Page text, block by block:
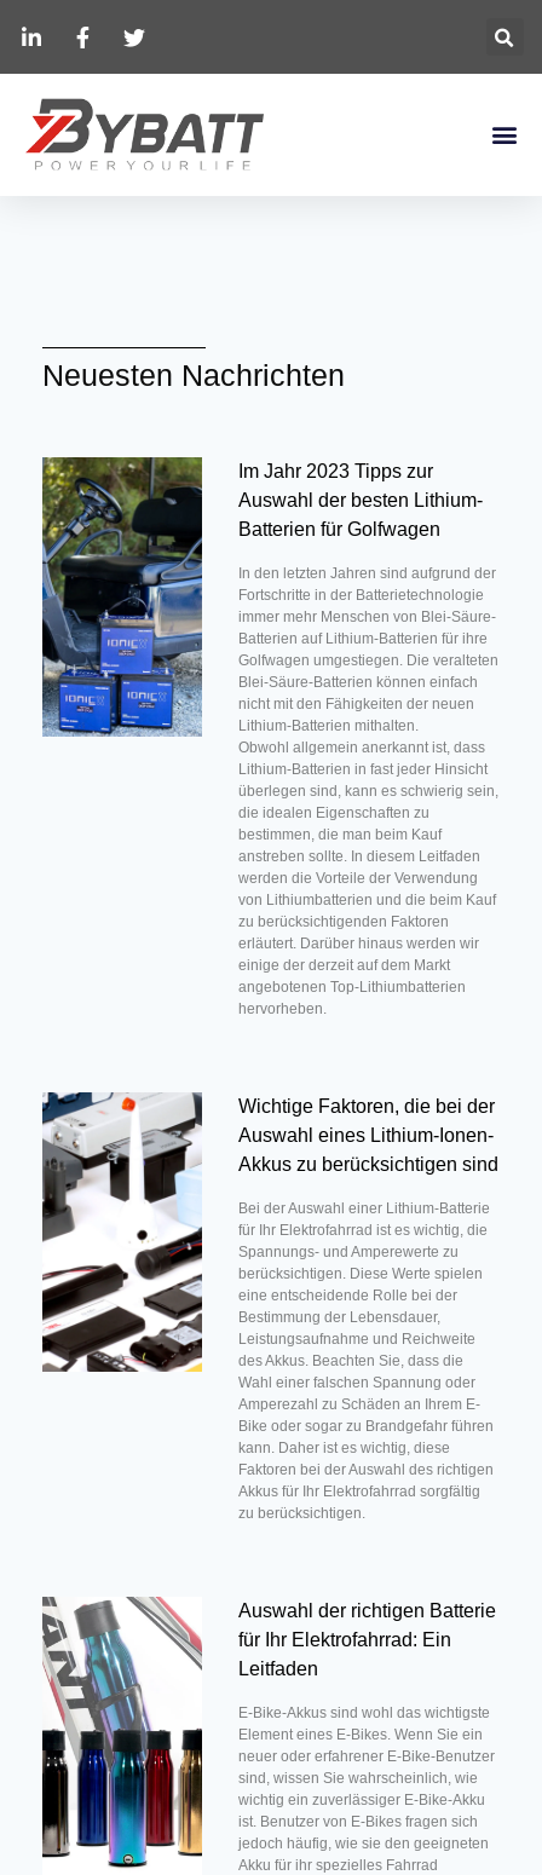
Neuesten Nachrichten
Im Jahr 2023 Tipps zur
Auswahl der besten Lithium-
Batterien für Golfwagen
In den letzten Jahren sind aufgrund der
Fortschritte in der Batterietechnologie
immer mehr Menschen von Blei-Säure-
Batterien auf Lithium-Batterien für ihre
Golfwagen umgestiegen. Die veralteten
Blei-Säure-Batterien können einfach
nicht mit den Fähigkeiten der neuen
Lithium-Batterien mithalten.
Obwohl allgemein anerkannt ist, dass
Lithium-Batterien in fast jeder Hinsicht
überlegen sind, kann es schwierig sein,
die idealen Eigenschaften zu
bestimmen, die man beim Kauf
anstreben sollte. In diesem Leitfaden
werden die Vorteile der Verwendung
von Lithiumbatterien und die beim Kauf
zu berücksichtigenden Faktoren
erläutert. Darüber hinaus werden wir
einige der derzeit auf dem Markt
angebotenen Top-Lithiumbatterien
hervorheben.
Wichtige Faktoren, die bei der
Auswahl eines Lithium-Ionen-
Akkus zu berücksichtigen sind
Bei der Auswahl einer Lithium-Batterie
für Ihr Elektrofahrrad ist es wichtig, die
Spannungs- und Amperewerte zu
berücksichtigen. Diese Werte spielen
eine entscheidende Rolle bei der
Bestimmung der Lebensdauer,
Leistungsaufnahme und Reichweite
des Akkus. Beachten Sie, dass die
Wahl einer falschen Spannung oder
Amperezahl zu Schäden an Ihrem E-
Bike oder sogar zu Brandgefahr führen
kann. Daher ist es wichtig, diese
Faktoren bei der Auswahl des richtigen
Akkus für Ihr Elektrofahrrad sorgfältig
zu berücksichtigen.
Auswahl der richtigen Batterie
für Ihr Elektrofahrrad: Ein
Leitfaden
E-Bike-Akkus sind wohl das wichtigste
Element eines E-Bikes. Wenn Sie ein
neuer oder erfahrener E-Bike-Benutzer
sind, wissen Sie wahrscheinlich, wie
wichtig ein zuverlässiger E-Bike-Akku
ist. Benutzer von E-Bikes fragen sich
jedoch häufig, wie sie den geeigneten
Akku für ihr spezielles Fahrrad